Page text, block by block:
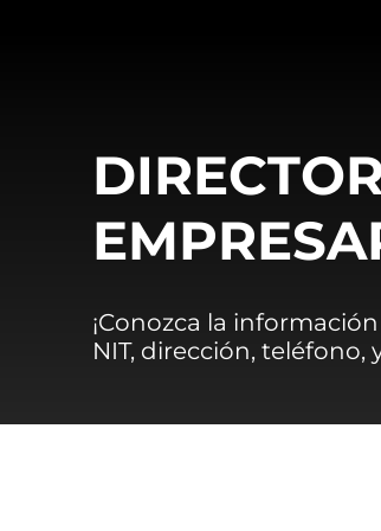
¡Conozca la
NIT, dirección,